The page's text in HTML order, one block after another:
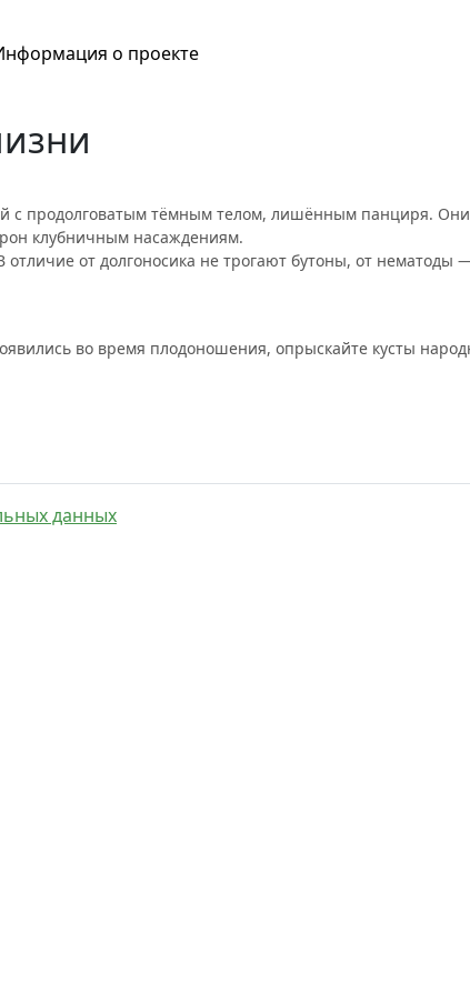
о проекте
с продолговатым тёмным телом, лишённым панциря.
клубничным насаждениям.
от долгоносика не трогают бутоны, от нематоды
во время плодоношения, опрыскайте кусты
данных